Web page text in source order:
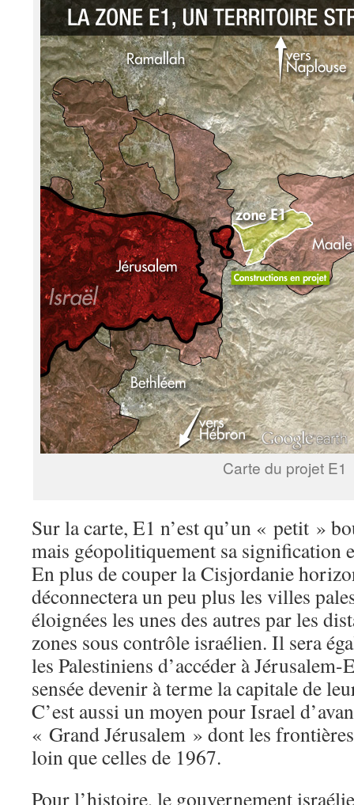
Carte du projet E1
Sur la carte, E1 n’est qu’un « petit »
mais géopolitiquement sa signification
En plus de couper la Cisjordanie
déconnectera un peu plus les villes
éloignées les unes des autres par les
zones sous contrôle israélien. Il sera
les Palestiniens d’accéder à
sensée devenir à terme la capitale de
C’est aussi un moyen pour Israel
« Grand Jérusalem » dont les
loin que celles de 1967.
Pour l’histoire, le gouvernement